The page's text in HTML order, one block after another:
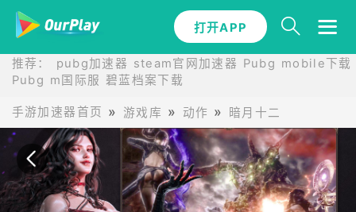
打开APP
推荐： pubg加速器 steam官网加速器 Pubg mobile下载
Pubg m国际服 碧蓝档案下载
手游加速器首页 游戏库 动作 暗月十二
打开APP